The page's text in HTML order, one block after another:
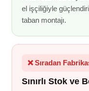
el işçiliğiyle
taban montajı.
❌ Sıradan
Sınırlı Stok ve